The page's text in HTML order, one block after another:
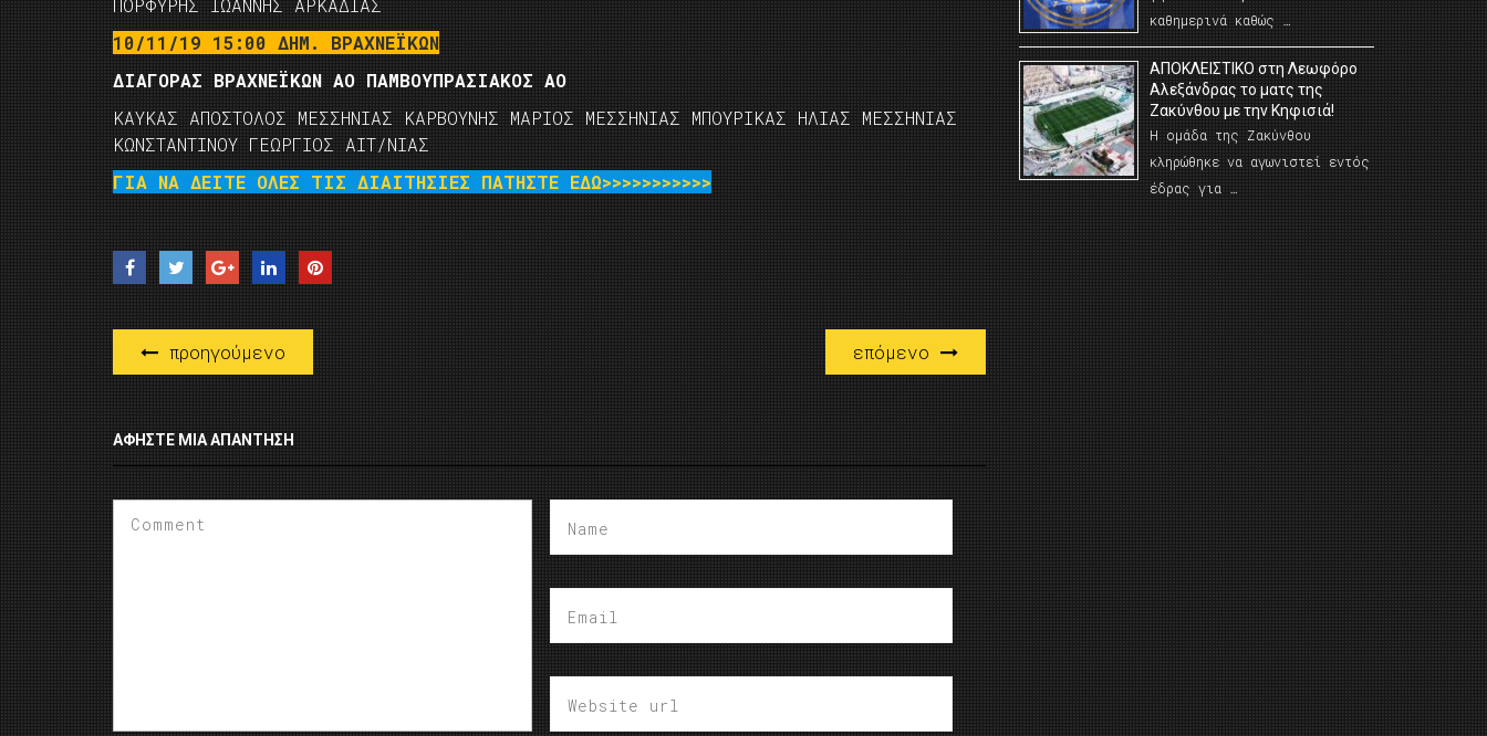
ΠΟΡΦΥΡΗΣ ΙΩΑΝΝΗΣ ΑΡΚΑΔΙΑΣ
10/11/19 15:00 ΔΗΜ. ΒΡΑΧΝΕΪΚΩΝ
ΔΙΑΓΟΡΑΣ ΒΡΑΧΝΕΪΚΩΝ ΑΟ ΠΑΜΒΟΥΠΡΑΣΙΑΚΟΣ ΑΟ
ΚΑΥΚΑΣ ΑΠΟΣΤΟΛΟΣ ΜΕΣΣΗΝΙΑΣ ΚΑΡΒΟΥΝΗΣ ΜΑΡΙΟΣ ΜΕΣΣΗΝΙΑΣ ΜΠΟΥΡΙΚΑΣ ΗΛΙΑΣ ΜΕΣΣΗΝΙΑΣ
ΚΩΝΣΤΑΝΤΙΝΟΥ ΓΕΩΡΓΙΟΣ ΑΙΤ/ΝΙΑΣ
ΓΙΑ ΝΑ ΔΕΙΤΕ ΟΛΕΣ ΤΙΣ ΔΙΑΙΤΗΣΙΕΣ ΠΑΤΗΣΤΕ ΕΔΩ>>>>>>>>>>>
προηγούμενο επόμενο
ΑΦΉΣΤΕ ΜΙΑ ΑΠΆΝΤΗΣΗ
καθημερινά καθώς …
AΠΟΚΛΕΙΣΤΙΚΟ στη Λεωφόρο
Αλεξάνδρας το ματς της
Ζακύνθου με την Κηφισιά!
Η ομάδα της Ζακύνθου
κληρώθηκε να αγωνιστεί εντός
έδρας για …